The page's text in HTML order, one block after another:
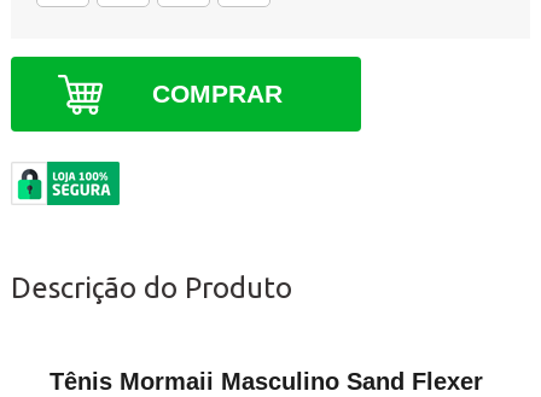
COMPRAR
Descrição do Produto
Tênis Mormaii Masculino Sand Flexer